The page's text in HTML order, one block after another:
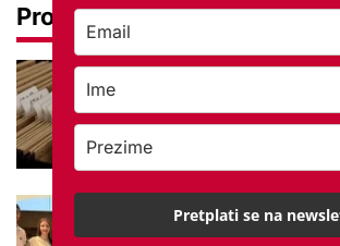
Pročitaj još
Promjena prakse za
potvrđeno
Studenti otkrili kako
mladima kad je u
Pretplati se na